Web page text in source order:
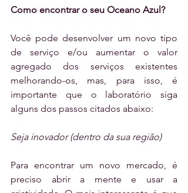
Como encontrar o seu Oceano Azul?
Você pode desenvolver um novo tipo
de serviço e/ou aumentar o valor
agregado dos serviços existentes
melhorando-os, mas, para isso, é
importante que o laboratório siga
alguns dos passos citados abaixo:
Seja inovador (dentro da sua região)
Para encontrar um novo mercado, é
preciso abrir a mente e usar a